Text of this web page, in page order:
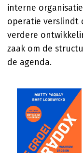
interne
operatie verslindt
verdere
zaak om de
de agenda.